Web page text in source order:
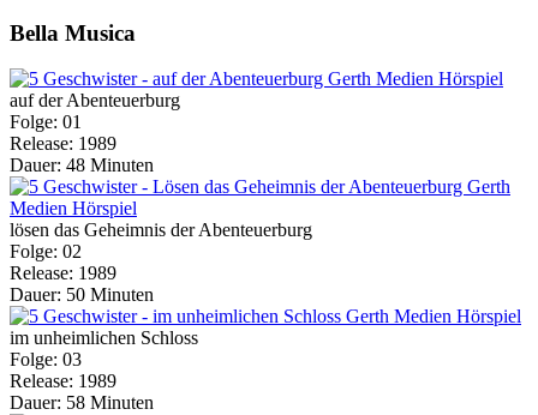
Bella Musica
auf der Abenteuerburg
Folge: 01
Release: 1989
Dauer: 48 Minuten
lösen das Geheimnis der Abenteuerburg
Folge: 02
Release: 1989
Dauer: 50 Minuten
im unheimlichen Schloss
Folge: 03
Release: 1989
Dauer: 58 Minuten